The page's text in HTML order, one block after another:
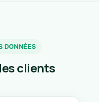
DONNÉES
clients